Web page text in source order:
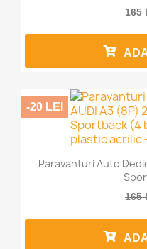
165
Paravanturi Auto
165
-20 LEI